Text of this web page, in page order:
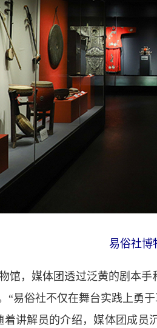
易俗社博
，媒体团透过泛黄的剧本手
“易俗社不仅在舞台实践上勇
着讲解员的介绍，媒体团成